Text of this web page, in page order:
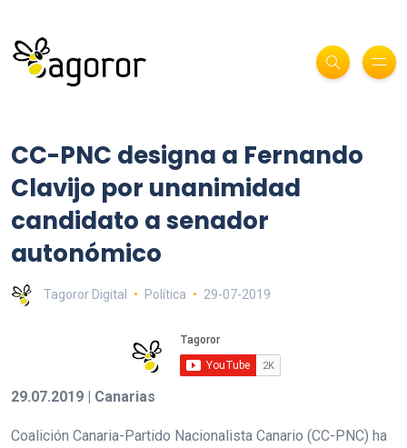
CC-PNC designa a Fernando
Clavijo por unanimidad
candidato a senador
autonómico
Tagoror Digital Política 29-07-2019
29.07.2019 | Canarias
Coalición Canaria-Partido Nacionalista Canario (CC-PNC) ha